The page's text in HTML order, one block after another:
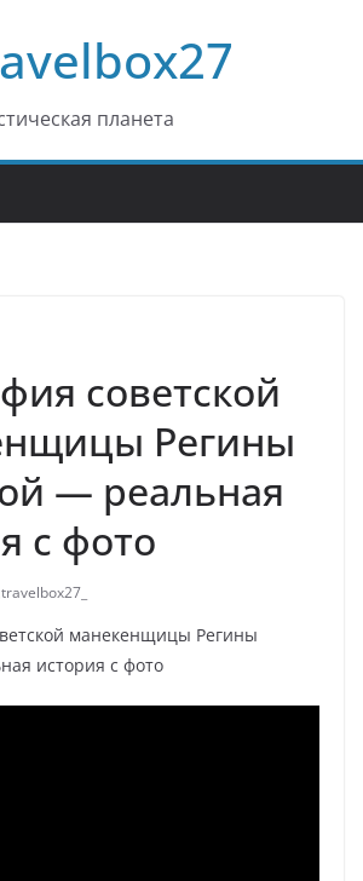
планета
советской
Регины
— реальная
с фото
travelbox27_